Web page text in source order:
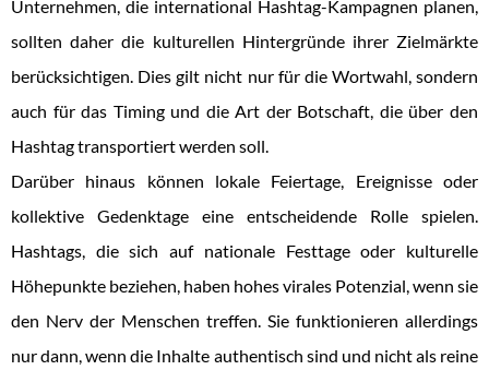
Unternehmen, die international Hashtag-Kampagnen planen,
sollten daher die kulturellen Hintergründe ihrer Zielmärkte
berücksichtigen. Dies gilt nicht nur für die Wortwahl, sondern
auch für das Timing und die Art der Botschaft, die über den
Hashtag transportiert werden soll.
Darüber hinaus können lokale Feiertage, Ereignisse oder
kollektive Gedenktage eine entscheidende Rolle spielen.
Hashtags, die sich auf nationale Festtage oder kulturelle
Höhepunkte beziehen, haben hohes virales Potenzial, wenn sie
den Nerv der Menschen treffen. Sie funktionieren allerdings
nur dann, wenn die Inhalte authentisch sind und nicht als reine